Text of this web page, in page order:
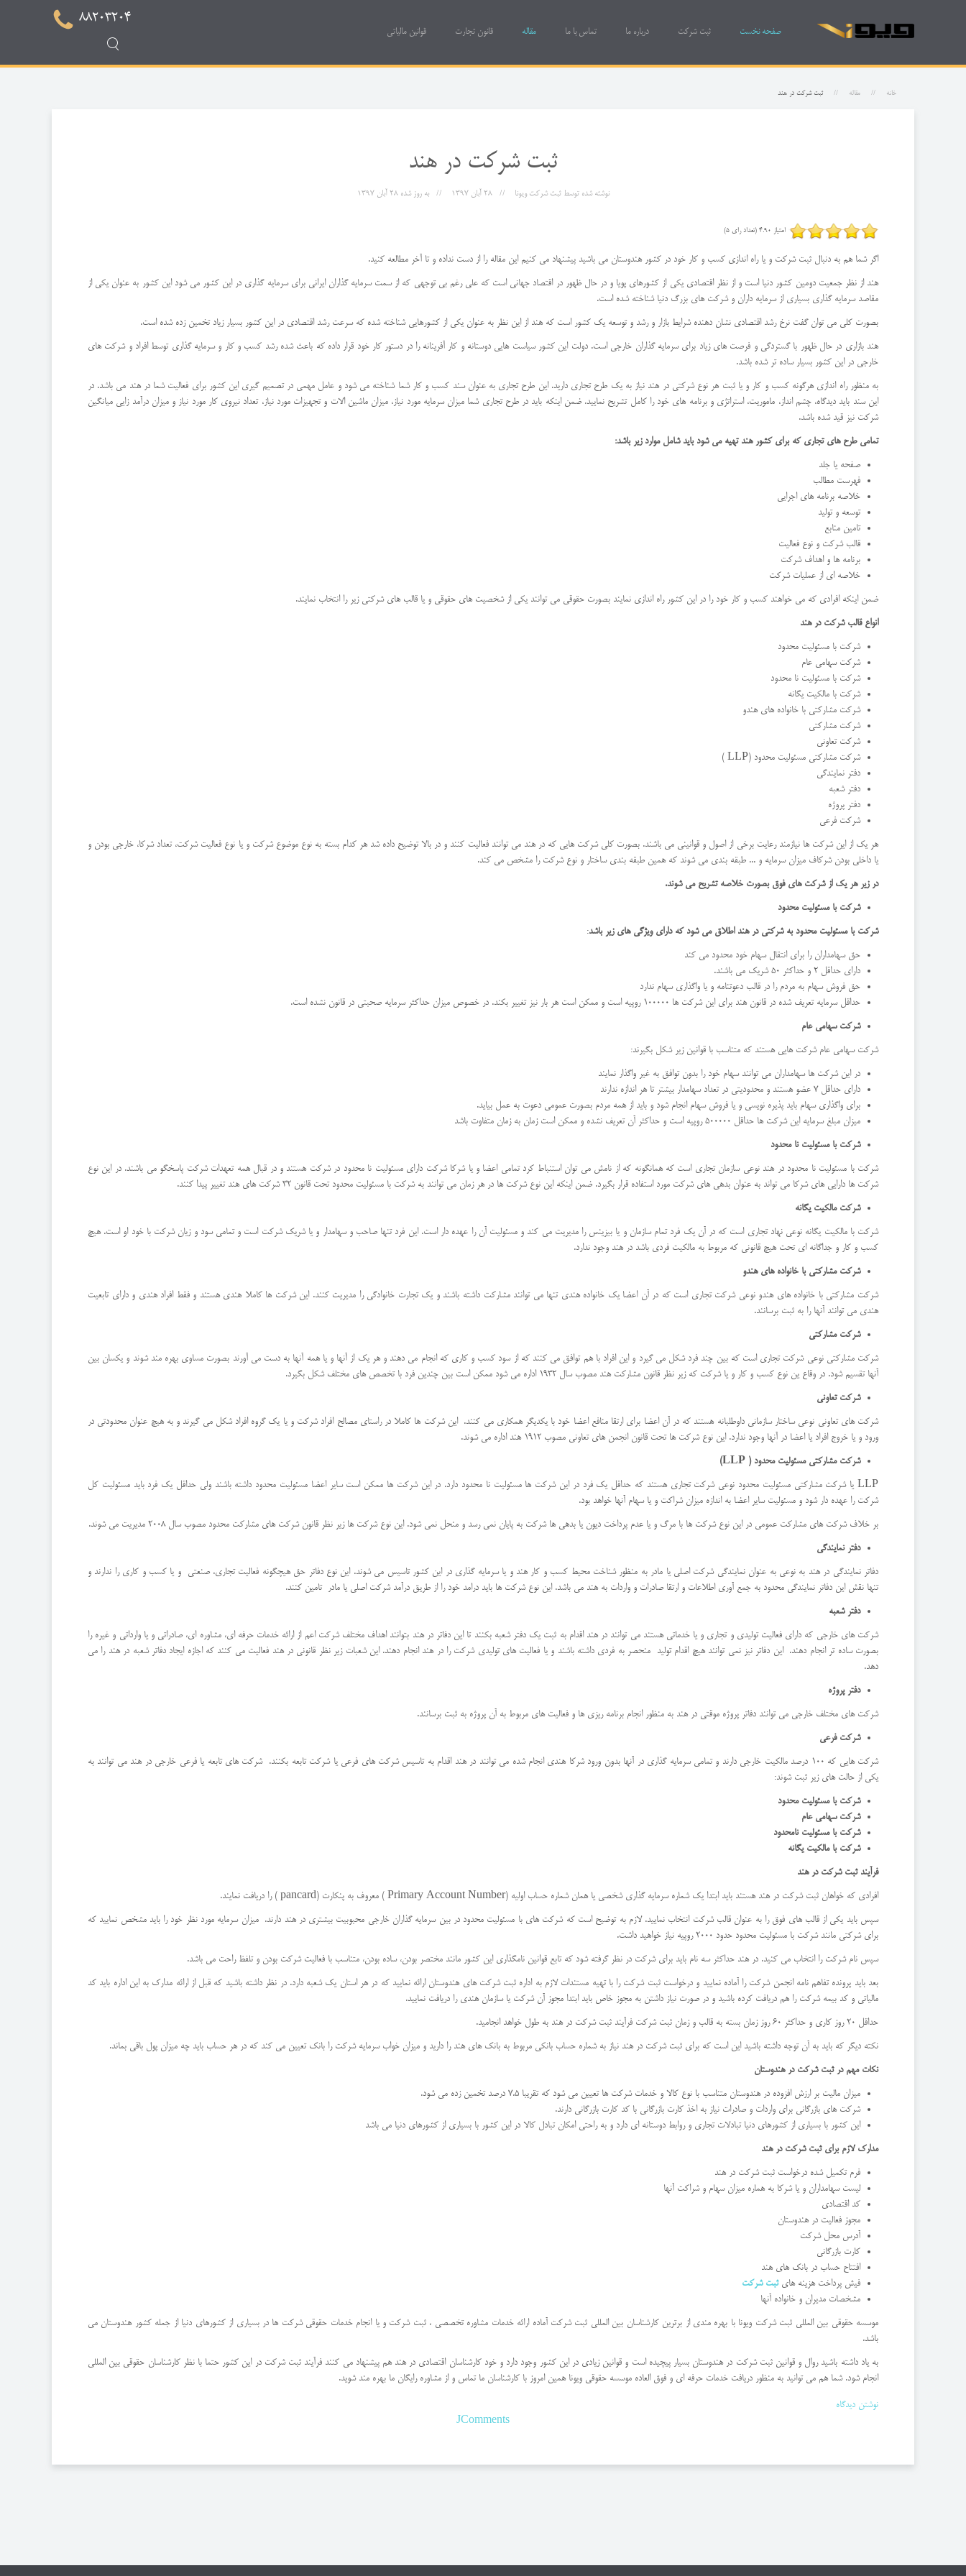
صفحه نخست ثبت شرکت درباره ما تماس با ما مقاله قانون تجارت قوانین مالیاتی
88203204
خانه مقاله ثبت شرکت در هند
ثبت شرکت در هند
نوشته شده توسطثبت شرکت ویونا 28 آبان 1397 به روز شده28 آبان 1397
امتیاز 4.90 (تعداد رای 5)
اگر شما هم به دنبال ثبت شرکت و یا راه اندازی کسب و کار خود در کشور هندوستان می باشید پیشنهاد می کنیم این مقاله را از دست نداده و تا آخر مطالعه کنید.
هند از نظر جمعیت دومین کشور دنیا است و از نظر اقتصادی یکی از کشورهای پویا و در حال ظهور در اقتصاد جهانی است که علی رغم بی توجهی که از سمت سرمایه گذاران ایرانی برای سرمایه گذاری در این کشور می شود این کشور به عنوان یکی از
مقاصد سرمایه گذاری بسیاری از سرمایه داران و شرکت های بزرگ دنیا شناخته شده است.
بصورت کلی می توان گفت نرخ رشد اقتصادی نشان دهنده شرایط بازار و رشد و توسعه یک کشور است که هند از این نظر به عنوان یکی از کشورهایی شناخته شده که سرعت رشد اقتصادی در این کشور بسیار زیاد تخمین زده شده است.
هند بازاری در حال ظهور با گستردگی و فرصت های زیاد برای سرمایه گذاران خارجی است. دولت این کشور سیاست هایی دوستانه و کار آفرینانه را در دستور کار خود قرار داده که باعث شده رشد کسب و کار و سرمایه گذاری توسط افراد و شرکت های
خارجی در این کشور بسیار ساده تر شده باشد.
به منظور راه اندازی هرگونه کسب و کار و یا ثبت هر نوع شرکتی در هند نیاز به یک طرح تجاری دارید. این طرح تجاری به عنوان سند کسب و کار شما شناخته می شود و عامل مهمی در تصمیم گیری این کشور برای فعالیت شما در هند می باشد. در
این سند باید دیدگاه، چشم انداز، ماموریت، استراتژی و برنامه های خود را کامل تشریح نمایید. ضمن اینکه باید در طرح تجاری شما میزان سرمایه مورد نیاز، میزان ماشین الات و تجهیزات مورد نیاز، تعداد نیروی کار مورد نیاز و میزان درآمد زایی میانگین
شرکت نیز قید شده باشد.
تمامی طرح های تجاری که برای کشور هند تهیه می شود باید شامل موارد زیر باشد:
صفحه یا جلد
فهرست مطالب
خلاصه برنامه های اجرایی
توسعه و تولید
تامین منابع
قالب شرکت و نوع فعالیت
برنامه ها و اهداف شرکت
خلاصه ای از عملیات شرکت
ضمن اینکه افرادی که می خواهند کسب و کار خود را در این کشور راه اندازی نمایند بصورت حقوقی می توانند یکی از شخصیت های حقوقی و یا قالب های شرکتی زیر را انتخاب نمایند.
انواع قالب شرکت در هند
شرکت با مسئولیت محدود
شرکت سهامی عام
شرکت با مسئولیت نا محدود
شرکت با مالکیت یگانه
شرکت مشارکتی با خانواده های هندو
شرکت مشارکتی
شرکت تعاونی
شرکت مشارکتی مسئولیت محدود (LLP )
دفتر نمایندگی
دفتر شعبه
دفتر پروژه
شرکت فرعی
هر یک از این شرکت ها نیازمند رعایت برخی از اصول و قوانینی می باشند. بصورت کلی شرکت هایی که در هند می توانند فعالیت کنند و در بالا توضیح داده شد هر کدام بسته به نوع موضوع شرکت و یا نوع فعالیت شرکت، تعداد شرکا، خارجی بودن و
یا داخلی بودن شرکاف میزان سرمایه و ... طبقه بندی می شوند که همین طبقه بندی ساختار و نوع شرکت را مشخص می کند.
در زیر هر یک از شرکت های فوق بصورت خلاصه تشریح می شوند.
شرکت با مسئولیت محدود
شرکت با مسئولیت محدود به شرکتی در هند اطلاق می شود که دارای ویژگی های زیر باشد:
حق سهامداران را برای انتقال سهام خود محدود می کند
دارای حداقل 2 و حداکثر 50 شریک می باشند.
حق فروش سهام به مردم را در قالب دعوتنامه و یا واگذاری سهام ندارد
حداقل سرمایه تعریف شده در قانون هند برای این شرکت ها 100000 روپیه است و ممکن است هر بار نیز تغییر بکند. در خصوص میزان حداکثر سرمایه صحبتی در قانون نشده است.
شرکت سهامی عام
شرکت سهامی عام شرکت هایی هستند که متناسب با قوانین زیر شکل بگیرند:
در این شرکت ها سهامداران می توانند سهام خود را بدون توافق به غیر واگذار نمایند
دارای حداقل 7 عضو هستند و محدودیتی در تعداد سهامدار بیشتر تا هر اندازه ندارند
برای واگذاری سهام باید پذیره نویسی و یا فروش سهام انجام شود و باید از همه مردم بصورت عمومی دعوت به عمل بیاید.
میزان مبلغ سرمایه این شرکت ها حداقل 500000 روپیه است و حداکثر آن تعریف نشده و ممکن است زمان به زمان متفاوت باشد
شرکت با مسئولیت نا محدود
شرکت با مسئولیت نا محدود در هند نوعی سازمان تجاری است که همانگونه که از نامش می توان استنباط کرد تمامی اعضا و یا شرکا شرکت دارای مسئولیت نا محدود در شرکت هستند و در قبال همه تعهدات شرکت پاسخگو می باشند. در این نوع
شرکت ها دارایی های شرکا می تواند به عنوان بدهی های شرکت مورد استفاده قرار بگیرد. ضمن اینکه این نوع شرکت ها در هر زمان می توانند به شرکت با مسئولیت محدود تحت قانون 32 شرکت های هند تغییر پیدا کنند.
شرکت مالکیت یگانه
شرکت با مالکیت یگانه نوعی نهاد تجاری است که در آن یک فرد تمام سازمان و یا بیزینس را مدیریت می کند و مسئولیت آن را عهده دار است. این فرد تنها صاحب و سهامدار و یا شریک شرکت است و تمامی سود و زیان شرکت با خود او است. هیچ
کسب و کار و جداگانه ای تحت هیچ قانونی که مربوط به مالکیت فردی باشد در هند وجود ندارد.
شرکت مشارکتی با خانواده های هندو
شرکت مشارکتی با خانواده های هندو نوعی شرکت تجاری است که در آن اعضا یک خانواده هندی تنها می توانند مشارکت داشته باشند و یک تجارت خانوادگی را مدیریت کنند. این شرکت ها کاملا هندی هستند و فقط افراد هندی و دارای تابعیت
هندی می توانند آنها را به ثبت برسانند.
شرکت مشارکتی
شرکت مشارکتی نوعی شرکت تجاری است که بین چند فرد شکل می گیرد و این افراد با هم توافق می کنند که از سود کسب و کاری که انجام می دهند و هر یک از آنها و یا همه آنها به دست می آورند بصورت مساوی بهره مند شوند و یکسان بین
آنها تقسیم شود. در وقاع ین نوع کسب و کار و یا شرکت که زیر نظر قانون مشارکت هند مصوب سال 1932 اداره می شود ممکن است بین چندین فرد با تخصص های مختلف شکل بگیرد.
شرکت تعاونی
شرکت های تعاونی نوعی ساختار سازمانی داوطلبانه هستند که در آن اعضا برای ارتقا منافع اعضا خود با یکدیگر همکاری می کنند. این شرکت ها کاملا در راستای مصالح افراد شرکت و یا یک گروه افراد شکل می گیرند و به هیچ عنوان محدودتی در
ورود و یا خروج افراد یا اعضا در آنها وجود ندارد. این نوع شرکت ها تحت قانون انجمن های تعاونی مصوب 1912 هند اداره می شوند.
شرکت مشارکتی مسئولیت محدود ( LLP
)
LLP یا شرکت مشارکتی مسئولیت محدود نوعی شرکت تجاری هستند که حداقل یک فرد در این شرکت ها مسئولیت نا محدود دارد. در این شرکت ها ممکن است سایر اعضا مسئولیت محدود داشته باشند ولی حداقل یک فرد باید مسئولیت کل
شرکت را عهده دار شود و مسئولیت سایر اعضا به اندازه میزان شراکت و یا سهام آنها خواهد بود.
بر خلاف شرکت های مشارکت عمومی در این نوع شرکت ها با مرگ و یا عدم پرداخت دیون یا بدهی ها شرکت به پایان نمی رسد و منحل نمی شود. این نوع شرکت ها زیر نظر قانون شرکت های مشارکت محدود مصوب سال 2008 مدیریت می شوند.
دفتر نمایندگی
دفاتر نمایندگی در هند به نوعی به عنوان نمایندگی شرکت اصلی یا مادر به منظور شناخت محیط کسب و کار هند و یا سرمایه گذاری در این کشور تاسیس می شوند. این نوع دفاتر حق هیچگونه فعالیت تجاری، صنعتی و یا کسب و کاری را ندارند و
تنها نقش این دفاتر نمایندگی محدود به جمع آوری اطلاعات و ارتقا صادرات و واردات به هند می باشد. این نوع شرکت ها باید درامد خود را از طریق درآمد شرکت اصلی یا مادر تامین کنند.
دفتر شعبه
شرکت های خارجی که دارای فعالیت تولیدی و تجاری و یا خدماتی هستند می توانند در هند اقدام به ثبت یک دفتر شعبه بکنند تا این دفاتر در هند بتوانند اهداف مختلف شرکت اعم از ارائه خدمات حرفه ای، مشاوره ای، صادراتی و یا وارداتی و غیره را
بصورت ساده تر انجام دهند. این دفاتر نیز نمی توانند هیچ اقدام تولید منحصر به فردی داشته باشند و یا فعالیت های تولیدی شرکت را در هند انجام دهند. این شعبات زیر نظر قانونی در هند فعالیت می کنند که اجازه ایجاد دفاتر شعبه در هند را می
دهد.
دفتر پروژه
شرکت های مختلف خارجی می توانند دفاتر پروژه موقتی در هند به منظور انجام برنامه ریزی ها و فعالیت های مربوط به آن پروژه به ثبت برسانند.
شرکت فرعی
شرکت هایی که 100 درصد مالکیت خارجی دارند و تمامی سرمایه گذاری در آنها بدون ورود شرکا هندی انجام شده می توانند در هند اقدام به تاسیس شرکت های فرعی یا شرکت تابعه بکنند. شرکت های تابعه یا فرعی خارجی در هند می توانند به
یکی از حالت های زیر ثبت شوند:
شرکت با مسئولیت محدود
شرکت سهامی عام
شرکت با مسئولیت نامحدود
شرکت با مالکیت یگانه
فرآیند ثبت شرکت در هند
افرادی که خواهان ثبت شرکت در هند هستند باید ابتدا یک شماره سرمایه گذاری شخصی یا همان شماره حساب اولیه (Primary Account Number ) معروف به پنکارت (pancard ) را دریافت نمایند.
سپس باید یکی از قالب های فوق را به عنوان قالب شرکت انتخاب نمایید. لازم به توضیح است که شرکت های با مسئولیت محدود در بین سرمایه گذاران خارجی محبوبیت بیشتری در هند دارند. میزان سرمایه مورد نظر خود را باید مشخص نمایید که
برای شرکتی مانند شرکت با مسئولیت محدود حدود 2000 روپیه نیاز خواهید داشت.
سپس نام شرکت را انتخاب می کنید. در هند حداکثر سه نام باید برای شرکت در نظر گرفته شود که تابع قوانین نامگذاری این کشور مانند مختصر بودن، ساده بودن، متناسب با فعالیت شرکت بودن و تلفظ راحت می باشد.
بعد باید پرونده تفاهم نامه انجمن شرکت را آماده نمایید و درخواست ثبت شرکت را با تهیه مستندات لازم به اداره ثبت شرکت های هندوستان ارائه نمایید که در هر استان یک شعبه دارد. در نظر داشته باشید که قبل از ارائه مدارک به این اداره باید کد
مالیاتی و کد بیمه شرکت را هم دریافت کرده باشید و در صورت نیاز داشتن به مجوز خاص باید ابتدا مجوز آن شرکت یا سازمان هندی را دریافت نمایید.
حداقل 20 روز کاری و حداکثر 60 روز زمان بسته به قالب و زمان ثبت شرکت فرآیند ثبت شرکت در هند به طول خواهد انجامید.
نکته دیگر که باید به آن توجه داشته باشید این است که برای ثبت شرکت در هند نیاز به شماره حساب بانکی مربوط به بانک های هند را دارید و میزان خواب سرمایه شرکت را بانک تعیین می کند که در هر حساب باید چه میزان پول باقی بماند.
نکات مهم در ثبت شرکت در هندوستان
میزان مالیت بر ارزش افزوده در هندوستان متناسب با نوع کالا و خدمات شرکت ها تعیین می شود که تقریبا 7.5 درصد تخمین زده می شود.
شرکت های بازرگانی برای واردات و صادرات نیاز به اخذ کارت بازرگانی با کد کارت بازرگانی دارند.
این کشور با بسیاری از کشورهای دنیا تبادلات تجاری و روابط دوستانه ای دارد و به راحتی امکان تبادل کالا در این کشور با بسیاری از کشورهای دنیا می باشد
مدارک لازم برای ثبت شرکت در هند
فرم تکمیل شده درخواست ثبت شرکت در هند
لیست سهامداران و یا شرکا به هماره میزان سهام و شراکت آنها
کد اقتصادی
مجوز فعالیت در هندوستان
آدرس محل شرکت
کارت بازرگانی
افتتاح حساب در بانک های هند
فیش پرداخت هزینه هایثبت شرکت
مشخصات مدیران و خانواده آنها
موسسه حقوقی بین المللی ثبت شرکت ویونا با بهره مندی از برترین کارشناسان بین المللی ثبت شرکت آماده ارائه خدمات مشاوره تخصصی ، ثبت شرکت و یا انجام خدمات حقوقی شرکت ها در بسیاری از کشورهای دنیا از جمله کشور هندوستان می
باشد.
به یاد داشته باشید روال و قوانین ثبت شرکت در هندوستان بسیار پیچیده است و قوانین زیادی در این کشور وجود دارد و خود کارشناسان اقتصادی در هند هم پیشنهاد می کنند فرآیند ثبت شرکت در این کشور حتما با نظر کارشناسان حقوقی بین المللی
انجام شود. شما هم می توانید به منظور دریافت خدمات حرفه ای و فوق العاده موسسه حقوقی ویونا همین امروز با کارشناسان ما تماس و از مشاوره رایگان ما بهره مند شوید.
نوشتن دیدگاه
JComments